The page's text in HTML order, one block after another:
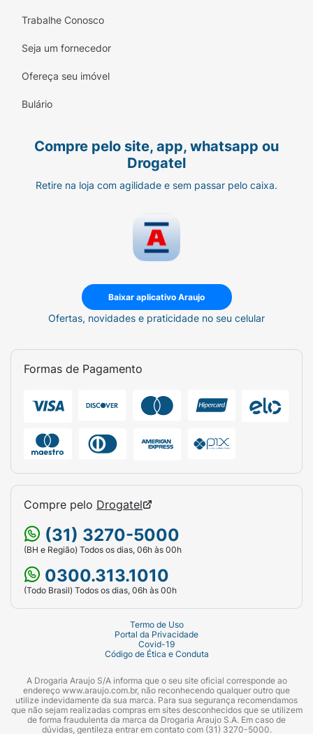
Trabalhe Conosco
Seja um fornecedor
Ofereça seu imóvel
Bulário
Compre pelo site, app, whatsapp ou
Drogatel
Retire na loja com agilidade e sem passar pelo caixa.
Baixar aplicativo Araujo
Ofertas, novidades e praticidade no seu celular
Formas de Pagamento
Compre pelo Drogatel
(31) 3270-5000
(BH e Região) Todos os dias, 06h às 00h
0300.313.1010
(Todo Brasil) Todos os dias, 06h às 00h
Termo de Uso
Portal da Privacidade
Covid-19
Código de Ética e Conduta
A Drogaria Araujo S/A informa que o seu site oficial corresponde ao
endereço www.araujo.com.br, não reconhecendo qualquer outro que
utilize indevidamente da sua marca. Para sua segurança recomendamos
que não sejam realizadas compras em sites desconhecidos que se utilizem
de forma fraudulenta da marca da Drogaria Araujo S.A. Em caso de
dúvidas, gentileza entrar em contato com (31) 3270-5000.